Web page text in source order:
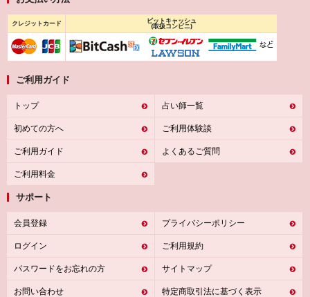
クレジットカード
ビットキャッシュ
(取扱コンビニ)
ご利用ガイド
トップ
初めての方へ
ご利用ガイド
ご利用料金
占い師一覧
ご利用体験談
よくあるご質問
サポート
会員登録
ログイン
パスワードをお忘れの方
お問い合わせ
プライバシーポリシー
ご利用規約
サイトマップ
特定商取引法に基づく表示